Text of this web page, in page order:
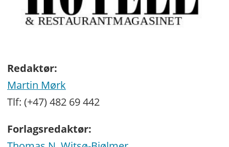
Redaktør:
Martin Mørk
Tlf: (+47) 482 69 442
Forlagsredaktør: